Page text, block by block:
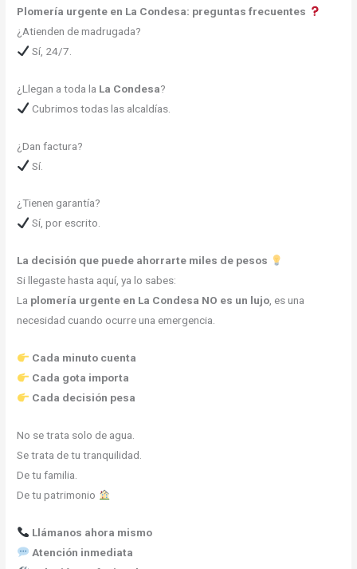
Plomería urgente en La Condesa: preguntas frecuentes
¿Atienden de madrugada?
Sí, 24/7.
¿Llegan a toda la La Condesa?
Cubrimos todas las alcaldías.
¿Dan factura?
Sí.
¿Tienen garantía?
Sí, por escrito.
La decisión que puede ahorrarte miles de pesos
Si llegaste hasta aquí, ya lo sabes:
La plomería urgente en La Condesa NO es un lujo, es una
necesidad cuando ocurre una emergencia.
Cada minuto cuenta
Cada gota importa
Cada decisión pesa
No se trata solo de agua.
Se trata de tu tranquilidad.
De tu familia.
De tu patrimonio
Llámanos ahora mismo
Atención inmediata